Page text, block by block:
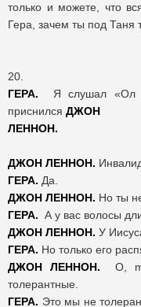
только и можете, что
Гера, зачем ты под Таня
20.
ГЕРА. Я слушал «Ол
приснился ДЖОН
ЛЕННОН.
ДЖОН ЛЕННОН.
ГЕРА. Да.
ДЖОН ЛЕННОН. Но ты
ГЕРА. А у вас волосы
ДЖОН ЛЕННОН. У
ГЕРА. Но только его
ДЖОН ЛЕННОН. O,
толерантные.
ГЕРА. Это мы не